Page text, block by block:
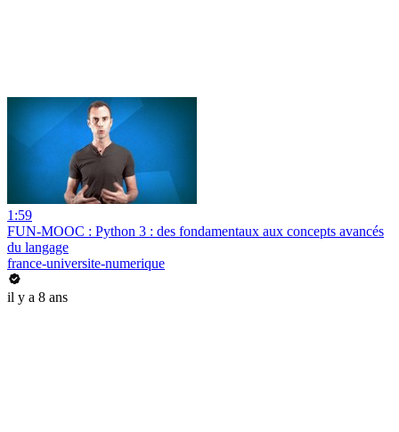
1:59
FUN-MOOC : Python 3 : des fondamentaux aux concepts avancés
du langage
france-universite-numerique
il y a 8 ans